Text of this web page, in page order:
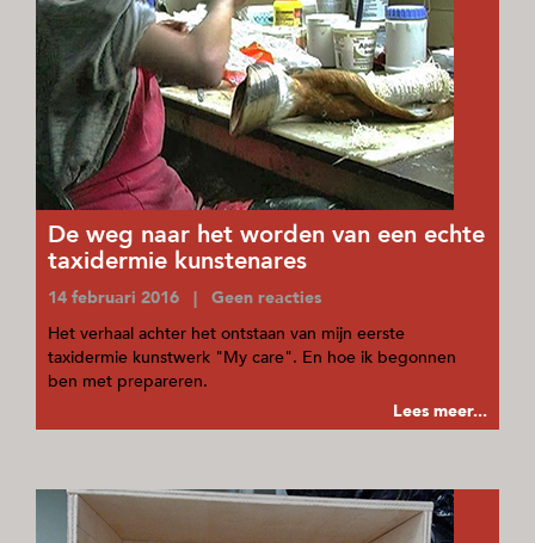
De weg naar het worden van een echte
taxidermie kunstenares
14 februari 2016 | Geen reacties
Het verhaal achter het ontstaan van mijn eerste
taxidermie kunstwerk "My care". En hoe ik begonnen
ben met prepareren.
Lees meer...